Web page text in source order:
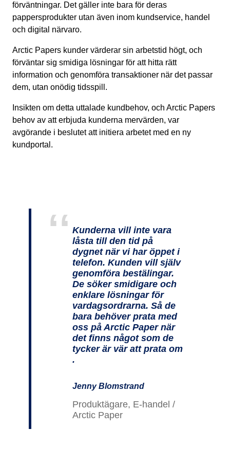
förväntningar. Det gäller inte bara för deras
pappersprodukter utan även inom kundservice, handel
och digital närvaro.
Arctic Papers kunder värderar sin arbetstid högt, och
förväntar sig smidiga lösningar för att hitta rätt
information och genomföra transaktioner när det passar
dem, utan onödig tidsspill.
Insikten om detta uttalade kundbehov, och Arctic Papers
behov av att erbjuda kunderna mervärden, var
avgörande i beslutet att initiera arbetet med en ny
kundportal.
Kunderna vill inte vara
låsta till den tid på
dygnet när vi har öppet i
telefon. Kunden vill själv
genomföra bestälingar.
De söker smidigare och
enklare lösningar för
vardagsordrarna. Så de
bara behöver prata med
oss på Arctic Paper när
det finns något som de
tycker är vär att prata om
.
Jenny Blomstrand
Produktägare, E-handel /
Arctic Paper